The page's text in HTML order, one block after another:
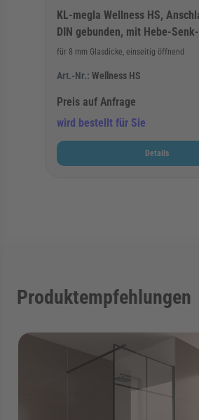
KL-megla Wellness HS,
DIN gebunden, mit Hebe-
für 8 mm Glasdicke, einseitig öffnend
Art.-Nr.: Wellness HS
Preis auf Anfrage
wird bestellt für Sie
Details
Produktempfehlungen